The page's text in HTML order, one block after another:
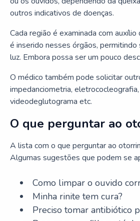
outros indicativos de doenças.
Cada região é examinada com
é inserido nesses órgãos,
luz. Embora possa ser um pouco
O médico também pode solicitar
impedanciometria,
videodeglutograma etc.
O que perguntar ao
A lista com o que perguntar ao
Algumas sugestões que podem se
Como limpar o ouvido
Minha rinite tem cura?
Preciso tomar antibiótico